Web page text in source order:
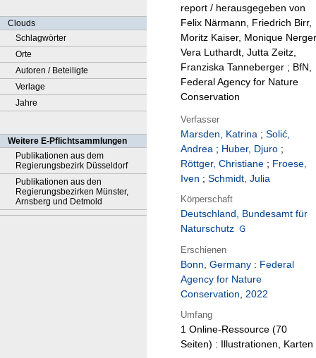
Clouds
Schlagwörter
Orte
Autoren / Beteiligte
Verlage
Jahre
Weitere E-Pflichtsammlungen
Publikationen aus dem
Regierungsbezirk Düsseldorf
Publikationen aus den
Regierungsbezirken Münster,
Arnsberg und Detmold
report / herausgegeben von
Felix Närmann, Friedrich Birr,
Moritz Kaiser, Monique
Vera Luthardt, Jutta Zeitz,
Franziska Tanneberger ; BfN,
Federal Agency for Nature
Conservation
Verfasser
Marsden, Katrina ; Solić,
Andrea ; Huber, Djuro ;
Röttger, Christiane ; Froese,
Iven ; Schmidt, Julia
Körperschaft
Deutschland, Bundesamt für
Naturschutz
Erschienen
Bonn, Germany : Federal
Agency for Nature
Conservation, 2022
Umfang
1 Online-Ressource (70
Seiten) : Illustrationen, Karten